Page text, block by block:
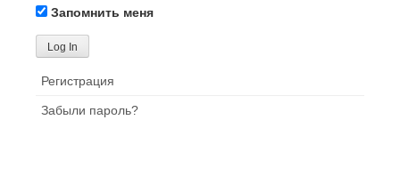
Запомнить меня
Регистрация
Забыли пароль?